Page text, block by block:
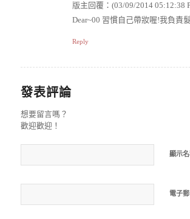
版主回覆：(03/09/2014 05:12:38
Dear~00 習慣自己帶妝喔!我負責
Reply
發表評論
想要留言嗎？
歡迎歡迎！
顯示
電子